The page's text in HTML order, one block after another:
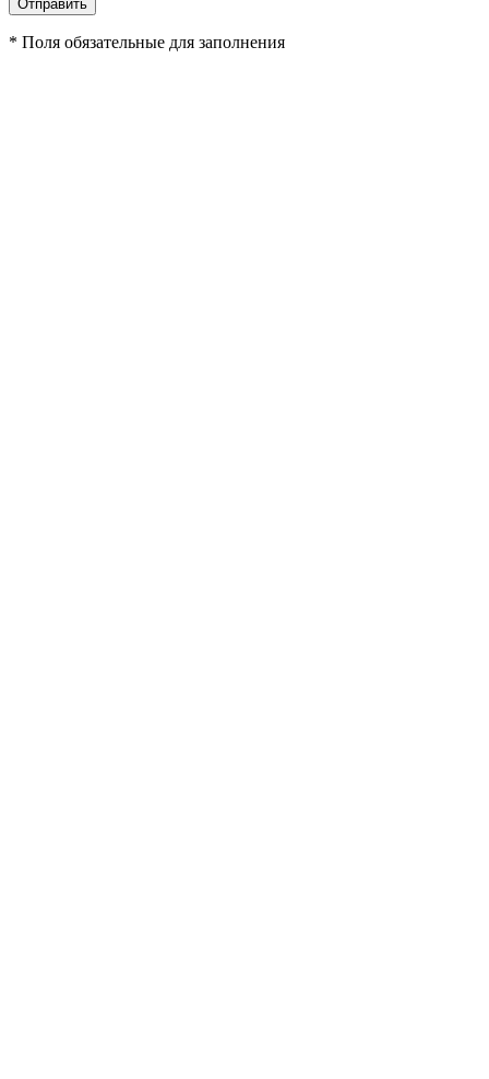
* Поля обязательные для заполнения